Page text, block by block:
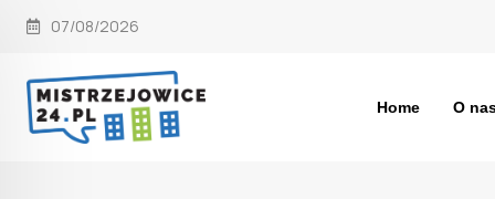
Skip
content
07/08/2026
Home O